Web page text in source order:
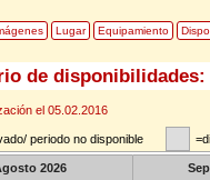
Lugar Equipamiento
de disponibilidades:
el 05.02.2016
periodo no disponible
2026